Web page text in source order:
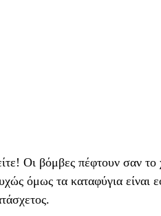
Οι βόμβες πέφτουν σαν
όμως τα καταφύγια είναι